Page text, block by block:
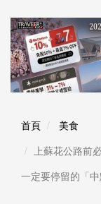
首頁
美食
上蘇花公路前
一定要停留的「中